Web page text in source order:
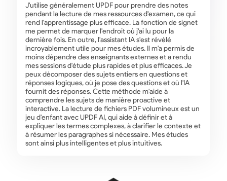
J'utilise généralement UPDF pour prendre des notes
pendant la lecture de mes ressources d'examen, ce qui
rend l'apprentissage plus efficace. La fonction de signet
me permet de marquer l'endroit où j'ai lu pour la
dernière fois. En outre, l'assistant IA s'est révélé
incroyablement utile pour mes études. Il m'a permis de
moins dépendre des enseignants externes et a rendu
mes sessions d'étude plus rapides et plus efficaces. Je
peux décomposer des sujets entiers en questions et
réponses logiques, où je pose des questions et où l'IA
fournit des réponses. Cette méthode m'aide à
comprendre les sujets de manière proactive et
interactive. La lecture de fichiers PDF volumineux est un
jeu d'enfant avec UPDF AI, qui aide à définir et à
expliquer les termes complexes, à clarifier le contexte et
à résumer les paragraphes si nécessaire. Mes études
sont ainsi plus intelligentes et plus intuitives.